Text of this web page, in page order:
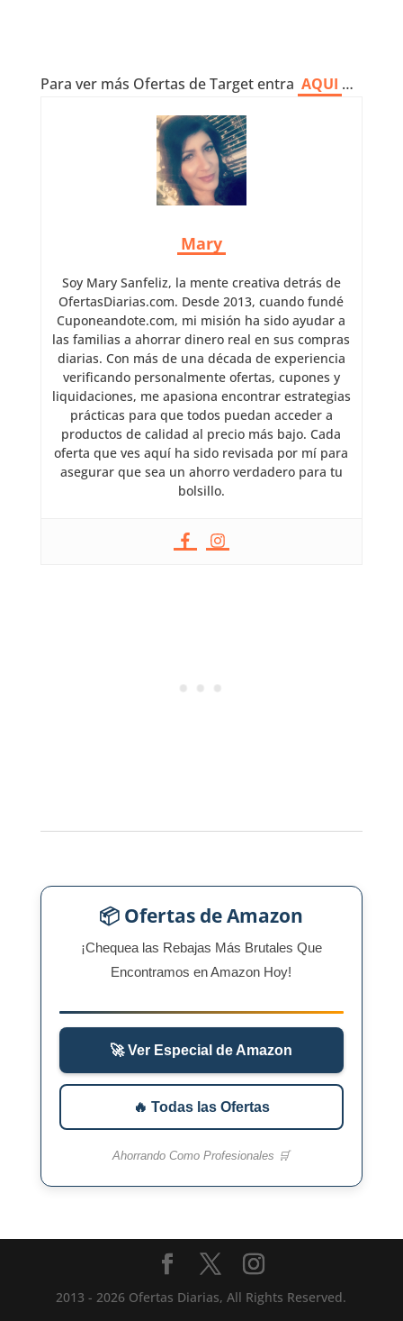
Para ver más Ofertas de Target entra AQUI …
Mary
Soy Mary Sanfeliz, la mente creativa detrás de
OfertasDiarias.com. Desde 2013, cuando fundé
Cuponeandote.com, mi misión ha sido ayudar a
las familias a ahorrar dinero real en sus compras
diarias. Con más de una década de experiencia
verificando personalmente ofertas, cupones y
liquidaciones, me apasiona encontrar estrategias
prácticas para que todos puedan acceder a
productos de calidad al precio más bajo. Cada
oferta que ves aquí ha sido revisada por mí para
asegurar que sea un ahorro verdadero para tu
bolsillo.
📦 Ofertas de Amazon
¡Chequea las Rebajas Más Brutales Que
Encontramos en Amazon Hoy!
🚀 Ver Especial de Amazon
🔥 Todas las Ofertas
Ahorrando Como Profesionales 🛒
2013 - 2026 Ofertas Diarias, All Rights Reserved.